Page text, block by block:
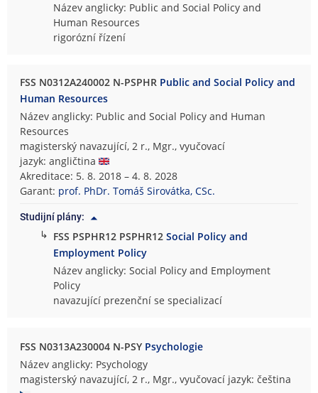
Název anglicky: Public and Social Policy and
Human Resources
rigorózní řízení
FSS N0312A240002 N-PSPHR Public and Social Policy and
Human Resources
Název anglicky: Public and Social Policy and Human
Resources
magisterský navazující, 2 r., Mgr., vyučovací
jazyk: angličtina
Akreditace: 5. 8. 2018 – 4. 8. 2028
Garant: prof. PhDr. Tomáš Sirovátka, CSc.
Studijní plány:
↳ FSS PSPHR12 PSPHR12Social Policy and
Employment Policy
Název anglicky: Social Policy and Employment
Policy
navazující prezenční se specializací
FSS N0313A230004 N-PSY Psychologie
Název anglicky: Psychology
magisterský navazující, 2 r., Mgr., vyučovací jazyk: čeština